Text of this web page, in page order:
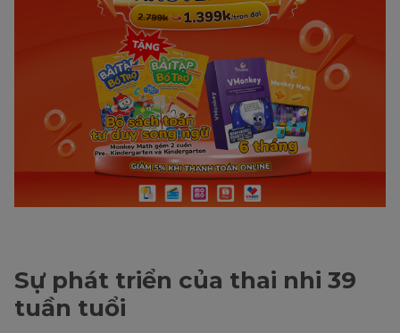
Sự phát triển của thai nhi 39
tuần tuổi